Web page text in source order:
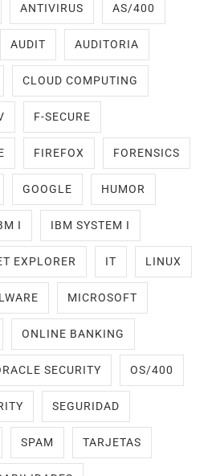
ANTIVIRUS AS/400
AUDIT AUDITORIA
CLOUD COMPUTING
F-SECURE
FIREFOX FORENSICS
GOOGLE HUMOR
I IBM SYSTEM I
EXPLORER IT LINUX
MICROSOFT
ONLINE BANKING
SECURITY OS/400
SEGURIDAD
SPAM TARJETAS